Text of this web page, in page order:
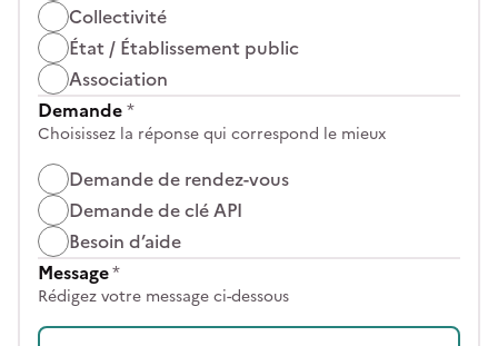
Collectivité
État / Établissement public
Association
Demande*
Choisissez la réponse qui correspond le mieux
Demande de rendez-vous
Demande de clé API
Besoin d’aide
Message*
Rédigez votre message ci-dessous